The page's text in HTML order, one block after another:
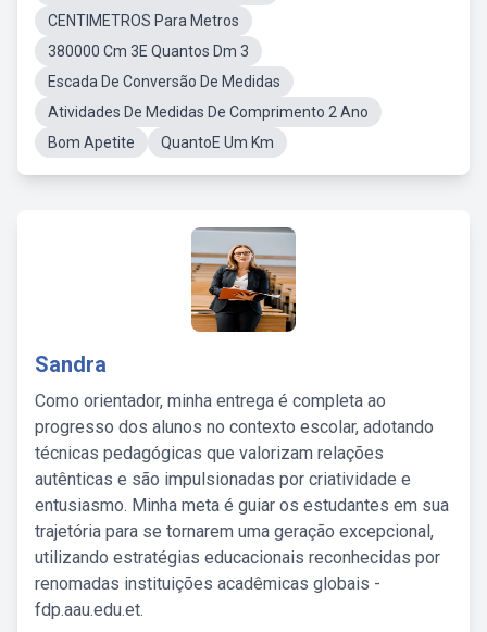
CENTIMETROS Para Metros
380000 Cm 3E Quantos Dm 3
Escada De Conversão De Medidas
Atividades De Medidas De Comprimento 2 Ano
Bom Apetite
QuantoE Um Km
Sandra
Como orientador, minha entrega é completa ao
progresso dos alunos no contexto escolar, adotando
técnicas pedagógicas que valorizam relações
autênticas e são impulsionadas por criatividade e
entusiasmo. Minha meta é guiar os estudantes em sua
trajetória para se tornarem uma geração excepcional,
utilizando estratégias educacionais reconhecidas por
renomadas instituições acadêmicas globais -
fdp.aau.edu.et.